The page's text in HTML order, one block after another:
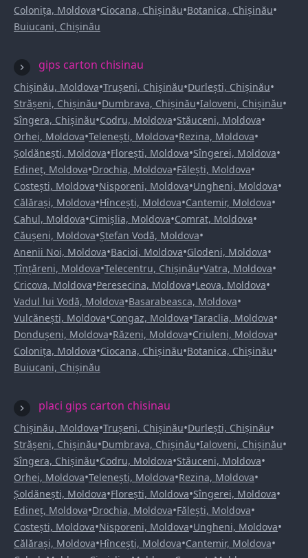
Colonița, Moldova•Ciocana, Chișinău•Botanica, Chișinău•
Buiucani, Chișinău
gips carton chisinau
Chișinău, Moldova•Trușeni, Chișinău•Durlești, Chișinău•
Strășeni, Chișinău•Dumbrava, Chișinău•Ialoveni, Chișinău•
Sîngera, Chișinău•Codru, Moldova•Stăuceni, Moldova•
Orhei, Moldova•Telenești, Moldova•Rezina, Moldova•
Șoldănești, Moldova•Florești, Moldova•Sîngerei, Moldova•
Edineț, Moldova•Drochia, Moldova•Fălești, Moldova•
Costești, Moldova•Nisporeni, Moldova•Ungheni, Moldova•
Călărași, Moldova•Hîncești, Moldova•Cantemir, Moldova•
Cahul, Moldova•Cimișlia, Moldova•Comrat, Moldova•
Căușeni, Moldova•Ștefan Vodă, Moldova•
Anenii Noi, Moldova•Bacioi, Moldova•Glodeni, Moldova•
Țînțăreni, Moldova•Telecentru, Chișinău•Vatra, Moldova•
Cricova, Moldova•Peresecina, Moldova•Leova, Moldova•
Vadul lui Vodă, Moldova•Basarabeasca, Moldova•
Vulcănești, Moldova•Congaz, Moldova•Taraclia, Moldova•
Dondușeni, Moldova•Răzeni, Moldova•Criuleni, Moldova•
Colonița, Moldova•Ciocana, Chișinău•Botanica, Chișinău•
Buiucani, Chișinău
placi gips carton chisinau
Chișinău, Moldova•Trușeni, Chișinău•Durlești, Chișinău•
Strășeni, Chișinău•Dumbrava, Chișinău•Ialoveni, Chișinău•
Sîngera, Chișinău•Codru, Moldova•Stăuceni, Moldova•
Orhei, Moldova•Telenești, Moldova•Rezina, Moldova•
Șoldănești, Moldova•Florești, Moldova•Sîngerei, Moldova•
Edineț, Moldova•Drochia, Moldova•Fălești, Moldova•
Costești, Moldova•Nisporeni, Moldova•Ungheni, Moldova•
Călărași, Moldova•Hîncești, Moldova•Cantemir, Moldova•